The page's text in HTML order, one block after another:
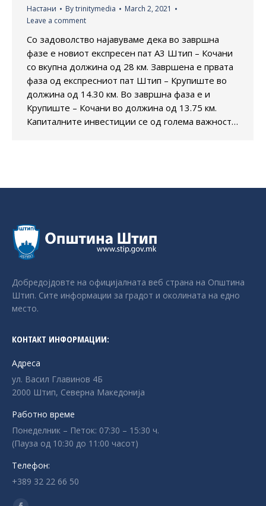
Настани Bytrinitymedia
March 2, 2021
Leave a comment
Со задоволство најавуваме дека во завршна
фазе е новиот експресен пат А3 Штип – Кочани
со вкупна должина од 28 км. Завршена е првата
фаза од експресниот пат Штип – Крупиште во
должина од 14.30 км. Во завршна фаза е и
Крупиште – Кочани во должина од 13.75 км.
Капиталните инвестиции се од голема важност…
Добредојдовте на официјалната веб страна на Општина
Штип. Сите информации за градот и околината на едно
место.
КОНТАКТ ИНФОРМАЦИИ:
Адреса
ул. Васил Главинов 4Б
2000 Штип, Северна Македонија
Работно време
Понеделник – Петок: 07:30 – 15:30 ч.
(Пауза од 10:30 до 11:00 часот)
Телефон:
+389 32 22 66 50
Find us on: